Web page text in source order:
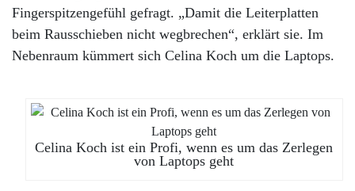
Fingerspitzengefühl gefragt. „Damit die Leiterplatten
beim Rausschieben nicht wegbrechen“, erklärt sie. Im
Nebenraum kümmert sich Celina Koch um die Laptops.
Celina Koch ist ein Profi, wenn es um das Zerlegen
von Laptops geht